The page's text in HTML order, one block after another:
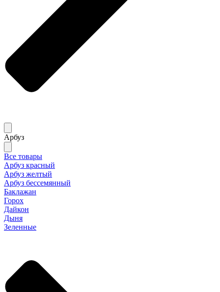
Арбуз
Все товары
Арбуз красный
Арбуз желтый
Арбуз бессемянный
Баклажан
Горох
Дайкон
Дыня
Зеленные